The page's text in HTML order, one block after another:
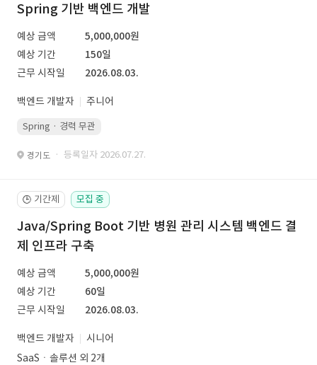
Spring 기반 백엔드 개발
예상 금액
5,000,000원
예상 기간
150일
근무 시작일
2026.08.03.
백엔드 개발자 주니어
Spring · 경력 무관
경기도 · 등록일자 2026.07.27.
🕒 기간제 모집 중
Java/Spring Boot 기반 병원 관리 시스템 백엔드 결
제 인프라 구축
예상 금액
5,000,000원
예상 기간
60일
근무 시작일
2026.08.03.
백엔드 개발자
시니어
SaaSㆍ솔루션 외 2개